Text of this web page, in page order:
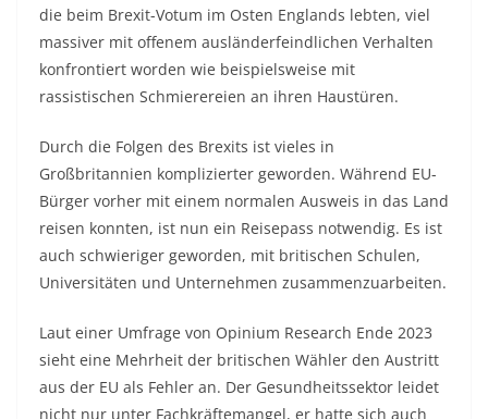
die beim Brexit-Votum im Osten Englands lebten, viel
massiver mit offenem ausländerfeindlichen Verhalten
konfrontiert worden wie beispielsweise mit
rassistischen Schmierereien an ihren Haustüren.
Durch die Folgen des Brexits ist vieles in
Großbritannien komplizierter geworden. Während EU-
Bürger vorher mit einem normalen Ausweis in das Land
reisen konnten, ist nun ein Reisepass notwendig. Es ist
auch schwieriger geworden, mit britischen Schulen,
Universitäten und Unternehmen zusammenzuarbeiten.
Laut einer Umfrage von Opinium Research Ende 2023
sieht eine Mehrheit der britischen Wähler den Austritt
aus der EU als Fehler an. Der Gesundheitssektor leidet
nicht nur unter Fachkräftemangel, er hatte sich auch